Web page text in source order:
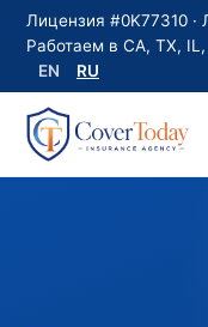
Лицензия #0K77310 ·
Работаем в CA, TX, IL,
EN
RU